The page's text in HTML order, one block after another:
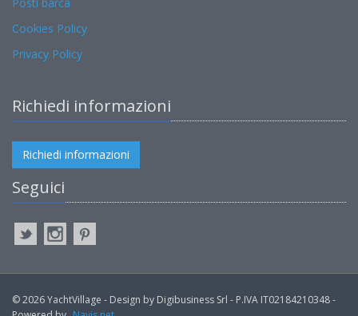
Posti barca
Cookies Policy
Privacy Policy
Richiedi informazioni
Richiedi informazioni
Seguici
© 2026 YachtVillage - Design by Digibusiness Srl - P.IVA IT02184210348 -